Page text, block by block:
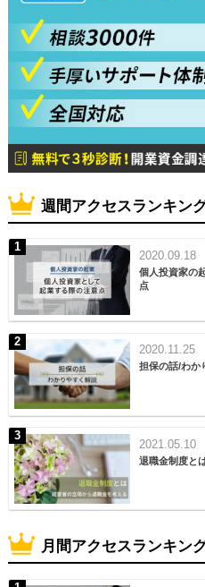
週間アクセスランキン
2020.09.18
個人投資家の
点
2020.11.25
担保の話/わか
2021.05.10
退職金制度と
月間アクセスランキン